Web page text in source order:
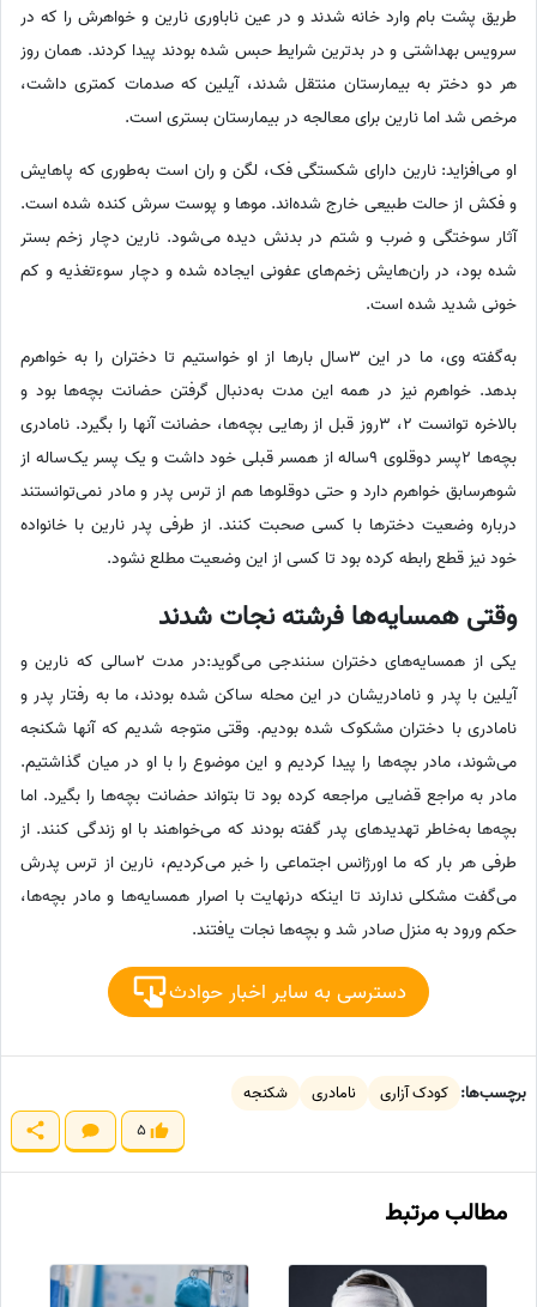
طریق پشت بام وارد خانه شدند و در عین ناباوری نارین و خواهرش را که در
سرویس بهداشتی و در بدترین شرایط حبس شده بودند پیدا کردند. همان روز
هر دو دختر به بیمارستان منتقل شدند، آیلین که صدمات کمتری داشت،
مرخص شد اما نارین برای معالجه در بیمارستان بستری است.
او می‌افزاید: نارین دارای شکستگی فک، لگن و ران است به‌طوری که پاهایش
و فکش از حالت طبیعی خارج شده‌اند. موها و پوست سرش کنده شده است.
آثار سوختگی و ضرب و شتم در بدنش دیده می‌شود. نارین دچار زخم بستر
شده بود، در ران‌هایش زخم‌های عفونی ایجاده شده و دچار سوء‌تغذیه و کم
خونی شدید شده است.
به‌گفته وی، ما در این 3سال بارها از او خواستیم تا دختران را به خواهرم
بدهد. خواهرم نیز در همه این مدت به‌دنبال گرفتن حضانت بچه‌ها بود و
بالاخره توانست 2، 3روز قبل از رهایی بچه‌ها، حضانت آنها را بگیرد. نامادری
بچه‌ها 2پسر دوقلوی 9ساله از همسر قبلی خود داشت و یک پسر یک‌ساله از
شوهرسابق خواهرم دارد و حتی دوقلوها هم از ترس پدر و مادر نمی‌توانستند
درباره وضعیت دخترها با کسی صحبت کنند. از طرفی پدر نارین با خانواده
خود نیز قطع رابطه کرده بود تا کسی از این وضعیت مطلع نشود.
وقتی همسایه‌ها فرشته نجات شدند
یکی از همسایه‌های دختران سنندجی می‌گوید:‌در مدت 2سالی که نارین و
آیلین با پدر و نامادریشان در این محله ساکن شده بودند، ما به رفتار پدر و
نامادری با دختران مشکوک شده بودیم. وقتی متوجه شدیم که آنها شکنجه
می‌شوند، مادر بچه‌ها را پیدا کردیم و این موضوع را با او در میان گذاشتیم.
مادر به مراجع قضایی مراجعه کرده بود تا بتواند حضانت بچه‌ها را بگیرد. اما
بچه‌ها به‌خاطر تهدیدهای پدر گفته بودند که می‌خواهند با او زندگی کنند. از
طرفی هر بار که ما اورژانس اجتماعی را خبر می‌کردیم، نارین از ترس پدرش
می‌گفت مشکلی ندارند تا اینکه درنهایت با اصرار همسایه‌ها و مادر بچه‌ها،
حکم ورود به منزل صادر شد و بچه‌ها نجات یافتند.
دسترسی به سایر اخبار حوادث
برچسب‌ها: کودک آزاری نامادری
شکنجه
5
مطالب مرتبط